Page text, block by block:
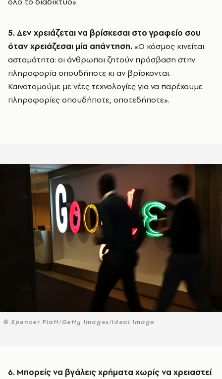
5. Δεν χρειάζεται να βρίσκεσαι στο γραφείο σου
όταν χρειάζεσαι μία απάντηση. «Ο κόσμος κινείται
ασταμάτητα: οι άνθρωποι ζητούν πρόσβαση στην
πληροφορία οπουδήποτε κι αν βρίσκονται.
Καινοτομούμε με νέες τεχνολογίες για να παρέχουμε
πληροφορίες οπουδήποτε, οποτεδήποτε».
© Spencer Platt/Getty Images/Ideal Image
6. Μπορείς να βγάλεις χρήματα χωρίς να χρειαστεί